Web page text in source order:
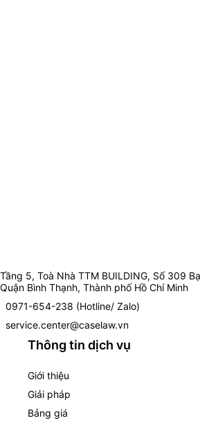
Tầng 5, Toà Nhà TTM BUILDING, Số 309
Quận Bình Thạnh, Thành phố Hồ Chí Minh
0971-654-238 (Hotline/ Zalo)
service.center@caselaw.vn
Thông tin dịch vụ
Giới thiệu
Giải pháp
Bảng giá